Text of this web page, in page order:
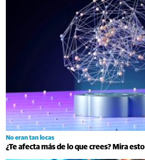
No eran tan locas
¿Te afecta más de lo que crees? Mira esto